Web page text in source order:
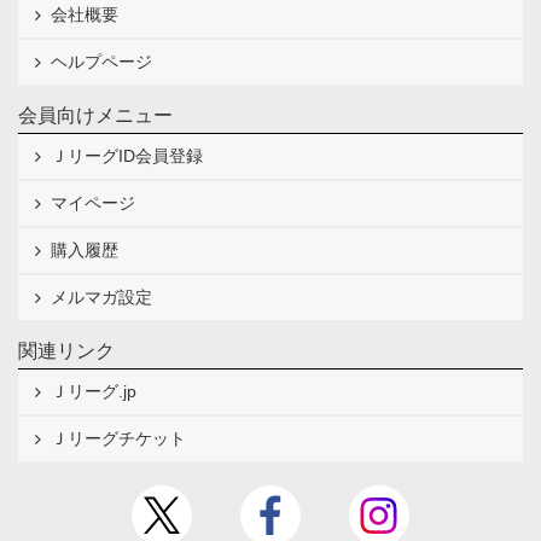
会社概要
ヘルプページ
会員向けメニュー
ＪリーグID会員登録
マイページ
購入履歴
メルマガ設定
関連リンク
Ｊリーグ.jp
Ｊリーグチケット